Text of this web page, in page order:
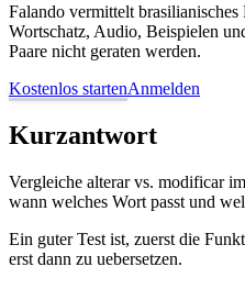
Falando vermittelt
Wortschatz, Audio, Beispielen
Paare nicht geraten werden.
Kostenlos startenAnmelden
Kurzantwort
Vergleiche alterar vs. modificar
wann welches Wort passt und
Ein guter Test ist, zuerst die
erst dann zu uebersetzen.